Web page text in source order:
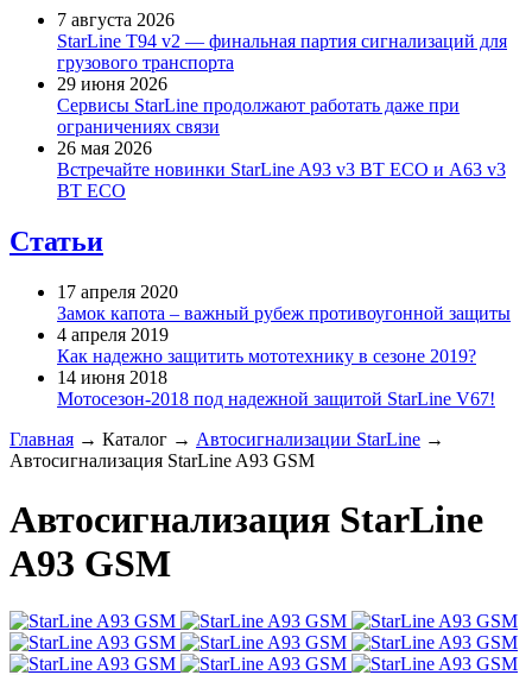
7 августа 2026
StarLine T94 v2 — финальная партия сигнализаций для
грузового транспорта
29 июня 2026
Сервисы StarLine продолжают работать даже при
ограничениях связи
26 мая 2026
Встречайте новинки StarLine A93 v3 BT ECO и A63 v3
BT ECO
Статьи
17 апреля 2020
Замок капота – важный рубеж противоугонной защиты
4 апреля 2019
Как надежно защитить мототехнику в сезоне 2019?
14 июня 2018
Мотосезон-2018 под надежной защитой StarLine V67!
Главная → Каталог → Автосигнализации StarLine →
Автосигнализация StarLine A93 GSM
Автосигнализация StarLine
A93 GSM